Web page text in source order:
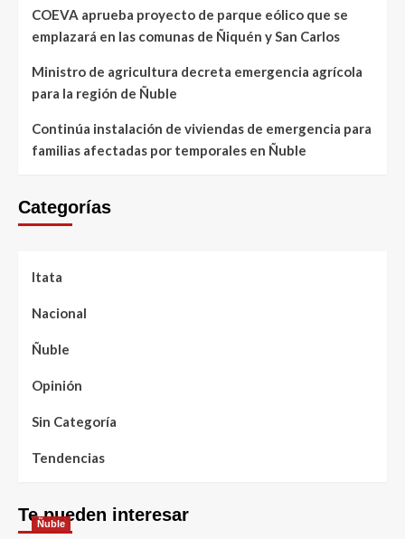
COEVA aprueba proyecto de parque eólico que se
emplazará en las comunas de Ñiquén y San Carlos
Ministro de agricultura decreta emergencia agrícola
para la región de Ñuble
Continúa instalación de viviendas de emergencia para
familias afectadas por temporales en Ñuble
Categorías
Itata
Nacional
Ñuble
Opinión
Sin Categoría
Tendencias
Te pueden interesar
Ñuble